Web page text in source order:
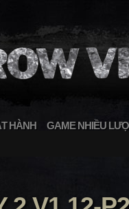
HÀNH GAME NHIỀU